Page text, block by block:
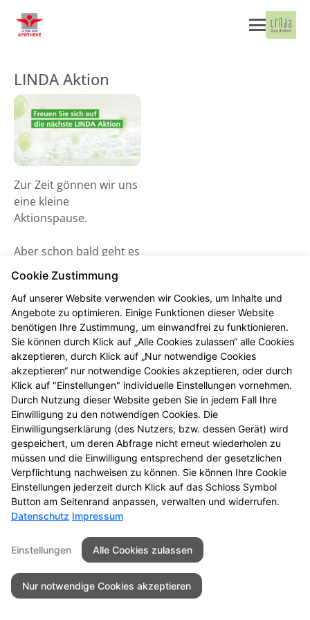
LINDA Aktion
Zur Zeit gönnen wir uns
eine kleine
Aktionspause.
Aber schon bald geht es
wieder los! Schauen Sie
gerne ab dem 02. Juni
2026 vorbei und
entdecken Sie neue
Aktionsprodukte und
das nächste
Gewinnspiel.
Seitenübersicht Kontakt
Impressum
Datenschutz
Barrierefreiheit
© 2026 Luther King Apotheke
Cookie Zustimmung
Auf unserer Website verwenden wir Cookies, um Inhalte und
Angebote zu optimieren. Einige Funktionen dieser Website
benötigen Ihre Zustimmung, um einwandfrei zu funktionieren.
Sie können durch Klick auf „Alle Cookies zulassen“ alle Cookies
akzeptieren, durch Klick auf „Nur notwendige Cookies
akzeptieren“ nur notwendige Cookies akzeptieren, oder durch
Klick auf "Einstellungen" individuelle Einstellungen vornehmen.
Durch Nutzung dieser Website geben Sie in jedem Fall Ihre
Einwilligung zu den notwendigen Cookies. Die
Einwilligungserklärung (des Nutzers, bzw. dessen Gerät) wird
gespeichert, um deren Abfrage nicht erneut wiederholen zu
müssen und die Einwilligung entsprechend der gesetzlichen
Verpflichtung nachweisen zu können. Sie können Ihre Cookie
Einstellungen jederzeit durch Klick auf das Schloss Symbol
Button am Seitenrand anpassen, verwalten und widerrufen.
Datenschutz Impressum
Einstellungen Alle Cookies zulassen
Nur notwendige Cookies akzeptieren